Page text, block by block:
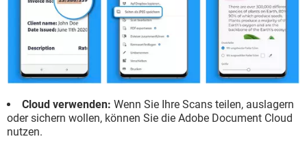
Cloud verwenden: Wenn Sie Ihre Scans teilen, auslagern
oder sichern wollen, können Sie die Adobe Document Cloud
nutzen.